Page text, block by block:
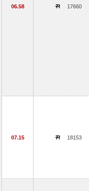
06.58 17660
07.15 18153